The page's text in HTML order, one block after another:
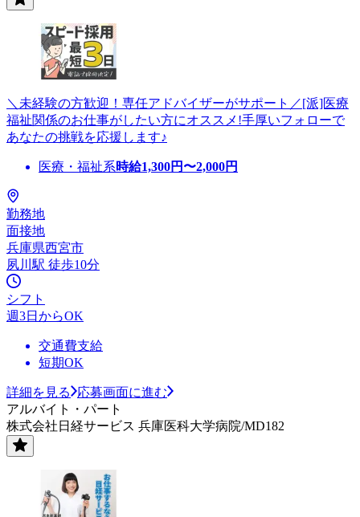
＼未経験の方歓迎！専任アドバイザーがサポート／[派]医療
福祉関係のお仕事がしたい方にオススメ!手厚いフォローで
あなたの挑戦を応援します♪
医療・福祉系時給1,300円〜2,000円
勤務地
面接地
兵庫県西宮市
夙川駅 徒歩10分
シフト
週3日からOK
交通費支給
短期OK
詳細を見る
応募画面に進む
アルバイト・パート
株式会社日経サービス 兵庫医科大学病院/MD182